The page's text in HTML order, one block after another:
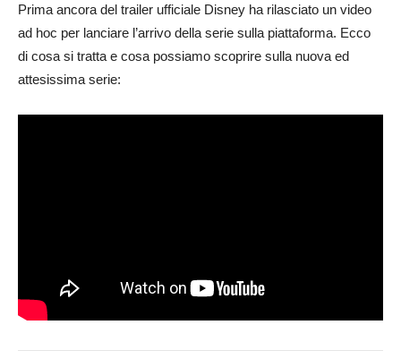
Prima ancora del trailer ufficiale Disney ha rilasciato un video
ad hoc per lanciare l’arrivo della serie sulla piattaforma. Ecco
di cosa si tratta e cosa possiamo scoprire sulla nuova ed
attesissima serie: